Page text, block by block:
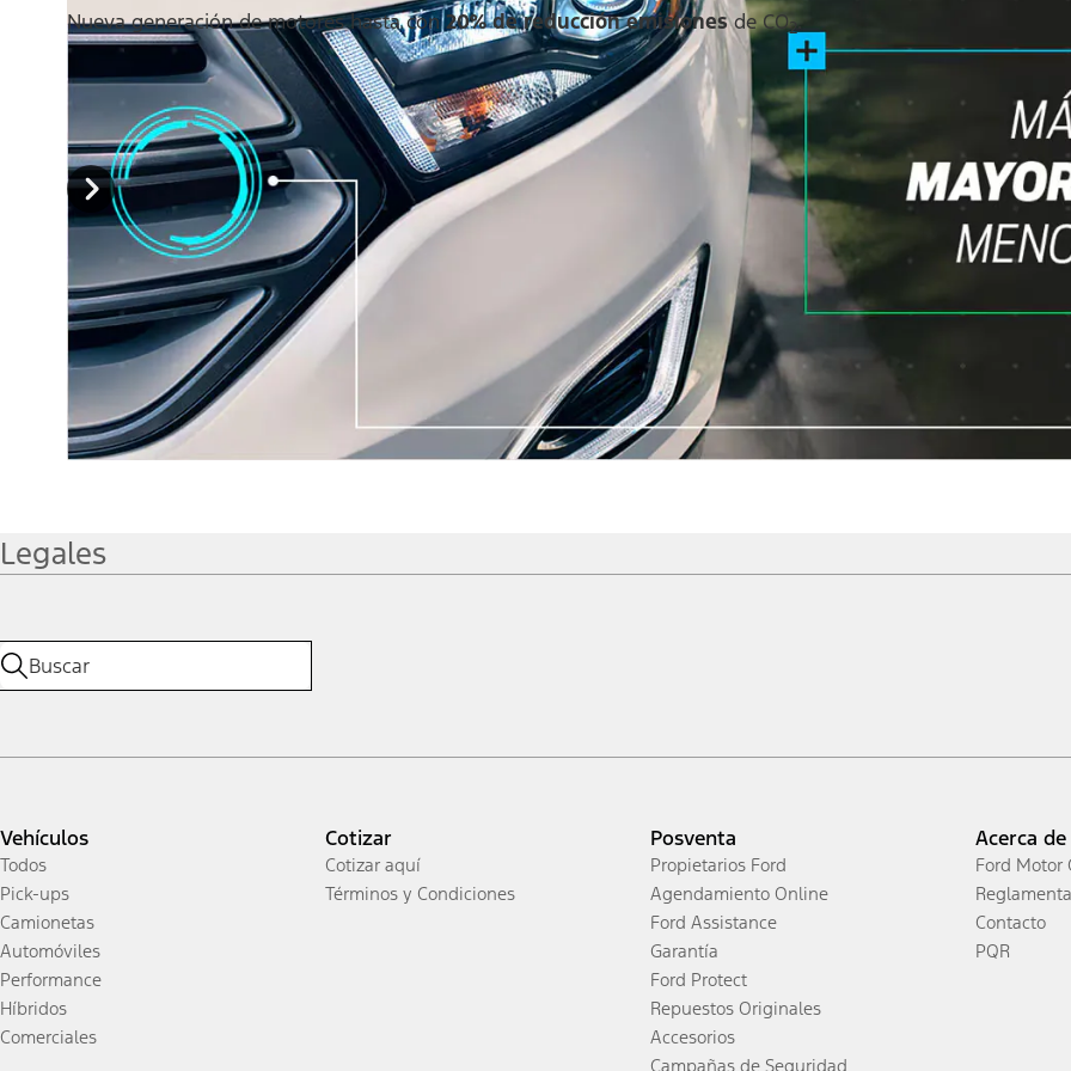
Nueva generación de motores hasta con20% de reducción emisionesde CO2.
Legales
Vehículos
Todos
Pick-ups
Camionetas
Automóviles
Performance
Híbridos
Comerciales
Cotizar
Cotizar aquí
Términos y Condiciones
Posventa
Propietarios Ford
Agendamiento Online
Ford Assistance
Garantía
Ford Protect
Repuestos Originales
Accesorios
Campañas de Seguridad
Acerca
Ford Motor
Contacto
PQR